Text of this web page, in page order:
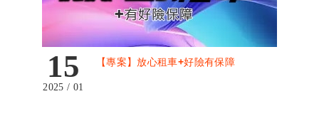
15
2025 / 01
【專案】放心租車+好險有保障